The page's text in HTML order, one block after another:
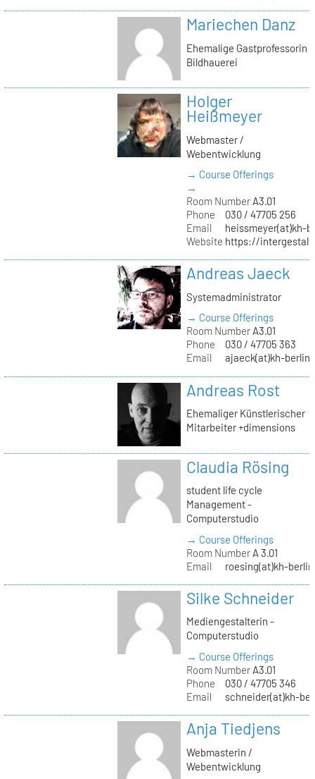
Mariechen Danz
Ehemalige Gastprofessorin
Bildhauerei
Holger
Heißmeyer
Webmaster /
Webentwicklung
→ Course Offerings
→
Room NumberA3.01
Phone
030 / 47705 256
Email
heissmeyer(at)kh-
Website https://
Andreas Jaeck
Systemadministrator
→ Course Offerings
Room NumberA3.01
Phone
030 / 47705 363
Email
ajaeck(at)kh-
Andreas Rost
Ehemaliger Künstlerischer
Mitarbeiter +dimensions
Claudia Rösing
student life cycle
Management -
Computerstudio
→ Course Offerings
Room NumberA 3.01
Email
roesing(at)kh-
Silke Schneider
Mediengestalterin -
Computerstudio
→ Course Offerings
Room NumberA3.01
Phone
030 / 47705 346
Email
schneider(at)kh-
Anja Tiedjens
Webmasterin /
Webentwicklung